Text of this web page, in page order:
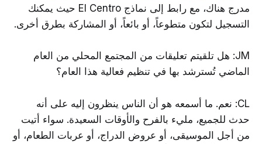
مدرج هناك، مع رابط إلى نماذج El Centro حيث يمكنك
التسجيل لتكون متطوعاً، أو بائعاً، أو المشاركة بطرق أخرى.
JM: هل تلقيتم تعليقات من المجتمع المحلي من العام
الماضي تُسترشد بها في تنظيم فعالية هذا العام؟
CL: نعم. ما أسمعه هو أن الناس ينظرون إليه على أنه
حدث للجميع، مليء بالفرح والأوقات السعيدة. سواء أتيت
من أجل الموسيقى، أو عروض الدراج، أو عربات الطعام، أو